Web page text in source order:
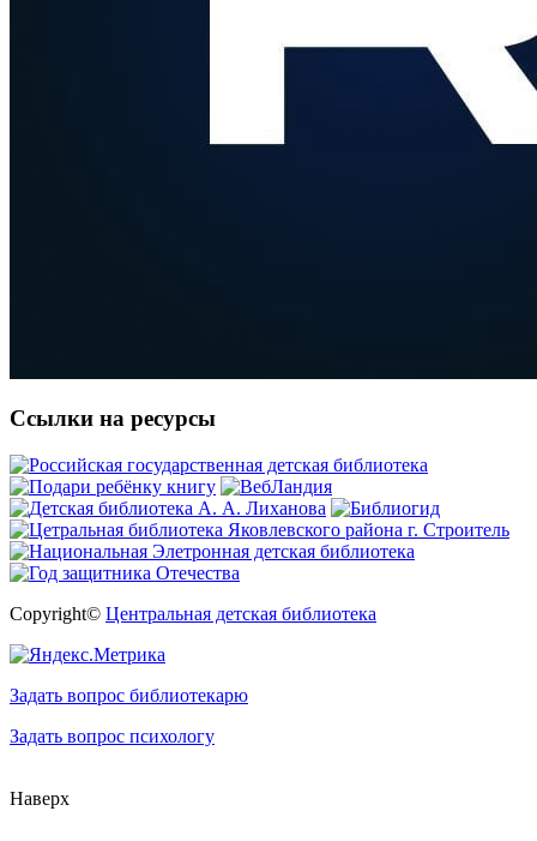
Ссылки на ресурсы
Copyright© Центральная детская библиотека
Задать вопрос библиотекарю
Задать вопрос психологу
Наверх